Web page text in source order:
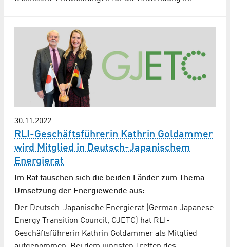
30.11.2022
RLI-Geschäftsführerin Kathrin Goldammer
wird Mitglied in Deutsch-Japanischem
Energierat
Im Rat tauschen sich die beiden Länder zum Thema
Umsetzung der Energiewende aus:
Der Deutsch-Japanische Energierat (German Japanese
Energy Transition Council, GJETC) hat RLI-
Geschäftsführerin Kathrin Goldammer als Mitglied